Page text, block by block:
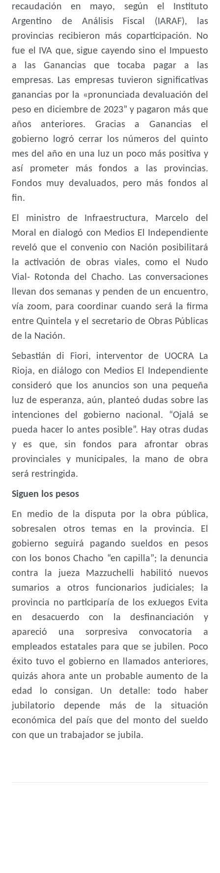
recaudación en mayo, según el Instituto
Argentino de Análisis Fiscal (IARAF), las
provincias recibieron más coparticipación. No
fue el IVA que, sigue cayendo sino el Impuesto
a las Ganancias que tocaba pagar a las
empresas. Las empresas tuvieron significativas
ganancias por la «pronunciada devaluación del
peso en diciembre de 2023” y pagaron más que
años anteriores. Gracias a Ganancias el
gobierno logró cerrar los números del quinto
mes del año en una luz un poco más positiva y
así prometer más fondos a las provincias.
Fondos muy devaluados, pero más fondos al
fin.
El ministro de Infraestructura, Marcelo del
Moral en dialogó con Medios El Independiente
reveló que el convenio con Nación posibilitará
la activación de obras viales, como el Nudo
Vial- Rotonda del Chacho. Las conversaciones
llevan dos semanas y penden de un encuentro,
vía zoom, para coordinar cuando será la firma
entre Quintela y el secretario de Obras Públicas
de la Nación.
Sebastián di Fiori, interventor de UOCRA La
Rioja, en diálogo con Medios El Independiente
consideró que los anuncios son una pequeña
luz de esperanza, aún, planteó dudas sobre las
intenciones del gobierno nacional. “Ojalá se
pueda hacer lo antes posible”. Hay otras dudas
y es que, sin fondos para afrontar obras
provinciales y municipales, la mano de obra
será restringida.
Siguen los pesos
En medio de la disputa por la obra pública,
sobresalen otros temas en la provincia. El
gobierno seguirá pagando sueldos en pesos
con los bonos Chacho “en capilla”; la denuncia
contra la jueza Mazzuchelli habilitó nuevos
sumarios a otros funcionarios judiciales; la
provincia no participaría de los exJuegos Evita
en desacuerdo con la desfinanciación y
apareció una sorpresiva convocatoria a
empleados estatales para que se jubilen. Poco
éxito tuvo el gobierno en llamados anteriores,
quizás ahora ante un probable aumento de la
edad lo consigan. Un detalle: todo haber
jubilatorio depende más de la situación
económica del país que del monto del sueldo
con que un trabajador se jubila.